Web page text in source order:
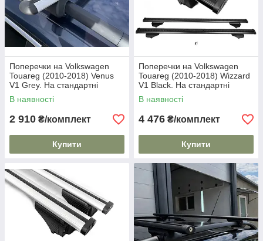
Поперечки на Volkswagen
Touareg (2010-2018) Venus
V1 Grey. На стандартні
рейлінги. Без замка. Сірі
В наявності
2 910 ₴/комплект
Купити
Поперечки на Volkswagen
Touareg (2010-2018) Wizzard
V1 Black. На стандартні
рейлінги. Пластиковий ключ.
Чорні
В наявності
4 476 ₴/комплект
Купити